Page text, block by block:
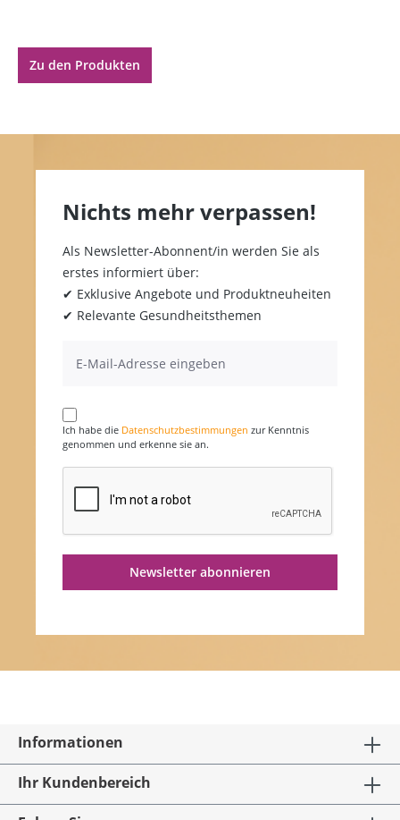
Zu den Produkten
Nichts mehr verpassen!
Als Newsletter-Abonnent/in werden Sie als
erstes informiert über:
✔ Exklusive Angebote und Produktneuheiten
✔ Relevante Gesundheitsthemen
Ich habe die Datenschutzbestimmungen zur Kenntnis
genommen und erkenne sie an.
Newsletter abonnieren
Informationen
Ihr Kundenbereich